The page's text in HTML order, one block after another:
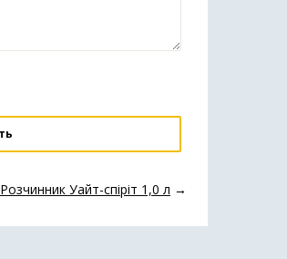
Розчинник Уайт-спіріт 1,0 л →